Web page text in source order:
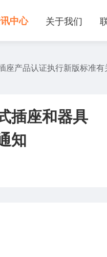
中心 关于我们
座产品认证执行新版标准
插座和器具
知